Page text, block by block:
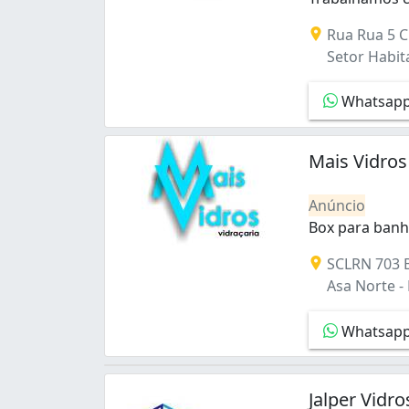
Quadras Econômicas Lúcio Costa
Recanto das Emas (6)
Região dos Lagos (Sobradinho) (7)
Residencial do Bosque (São Sebastião) (1)
Riacho Fundo (11)
Riacho Fundo I (2)
Riacho Fundo II (1)
Samambaia Norte (Samambaia) (2)
Samambaia Sul (Samambaia) (14)
Setor Econômico de Sobradinho
Rua Rua 5
Setor
Mais Vidros
Anúncio
Box para
SCLRN 703
Asa Norte -
Jalper